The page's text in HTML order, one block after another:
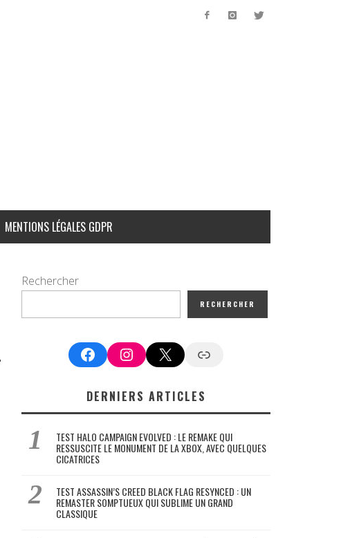
MENTIONS LÉGALES GDPR
Rechercher
RECHERCHER
FacebookInstagram
X Google News
DERNIERS ARTICLES
TEST HALO CAMPAIGN EVOLVED : LE REMAKE QUI
RESSUSCITE LE MONUMENT DE LA XBOX, AVEC QUELQUES
CICATRICES
TEST ASSASSIN’S CREED BLACK FLAG RESYNCED : UN
REMASTER SOMPTUEUX QUI SUBLIME UN GRAND
CLASSIQUE